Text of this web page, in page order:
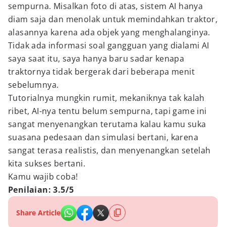
sempurna. Misalkan foto di atas, sistem AI hanya
diam saja dan menolak untuk memindahkan traktor,
alasannya karena ada objek yang menghalanginya.
Tidak ada informasi soal gangguan yang dialami AI
saya saat itu, saya hanya baru sadar kenapa
traktornya tidak bergerak dari beberapa menit
sebelumnya.
Tutorialnya mungkin rumit, mekaniknya tak kalah
ribet, AI-nya tentu belum sempurna, tapi game ini
sangat menyenangkan terutama kalau kamu suka
suasana pedesaan dan simulasi bertani, karena
sangat terasa realistis, dan menyenangkan setelah
kita sukses bertani.
Kamu wajib coba!
Penilaian: 3.5/5
Share Article